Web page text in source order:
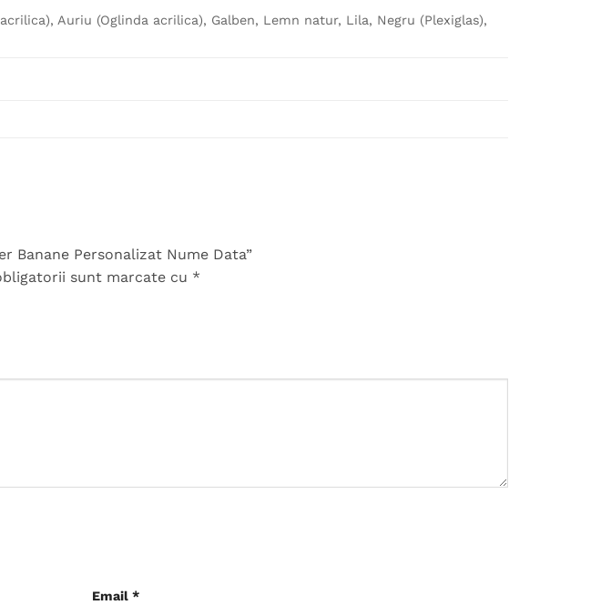
Auriu (Oglinda acrilica), Galben, Lemn natur, Lila, Negru (Plexiglas),
Banane Personalizat Nume Data”
sunt marcate cu *
Email *